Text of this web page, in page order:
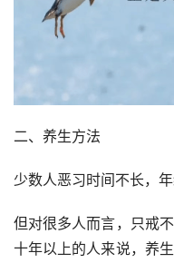
二、养生方法
少数人恶习时间不长，
但对很多人而言，只戒
十年以上的人来说，养